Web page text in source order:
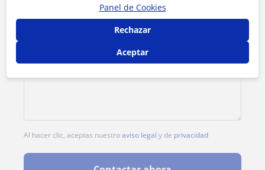
Al hacer clic, aceptas nuestroaviso legal y de privacidad
Panel de Cookies
Rechazar
Aceptar